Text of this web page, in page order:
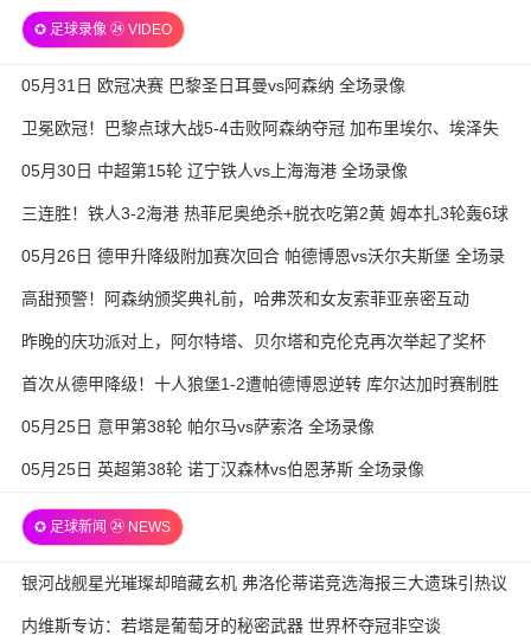
✪ 足球录像 ㉔ VIDEO
05月31日 欧冠决赛 巴黎圣日耳曼vs阿森纳 全场录像
卫冕欧冠！巴黎点球大战5-4击败阿森纳夺冠 加布里埃尔、埃泽失
05月30日 中超第15轮 辽宁铁人vs上海海港 全场录像
三连胜！铁人3-2海港 热菲尼奥绝杀+脱衣吃第2黄 姆本扎3轮轰6球
05月26日 德甲升降级附加赛次回合 帕德博恩vs沃尔夫斯堡 全场录
像
高甜预警！阿森纳颁奖典礼前，哈弗茨和女友索菲亚亲密互动
昨晚的庆功派对上，阿尔特塔、贝尔塔和克伦克再次举起了奖杯
首次从德甲降级！十人狼堡1-2遭帕德博恩逆转 库尔达加时赛制胜
05月25日 意甲第38轮 帕尔马vs萨索洛 全场录像
05月25日 英超第38轮 诺丁汉森林vs伯恩茅斯 全场录像
✪ 足球新闻 ㉔ NEWS
银河战舰星光璀璨却暗藏玄机 弗洛伦蒂诺竞选海报三大遗珠引热议
内维斯专访：若塔是葡萄牙的秘密武器 世界杯夺冠非空谈